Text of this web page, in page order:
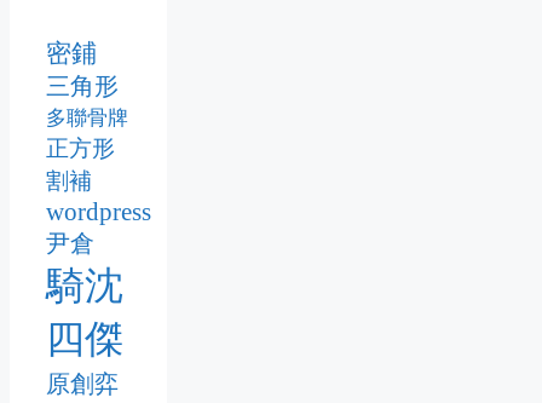
密鋪
三角形
多聯骨牌
正方形
割補
wordpress
尹倉
騎沈
四傑
原創弈